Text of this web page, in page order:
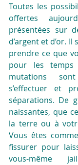
Toutes les
offertes
présentées sur
d’argent et d’or.
prendre ce que
pour les
mutations
s’effectuer et
séparations. De
naissantes, que
la terre ou à
Vous êtes
fissurer pour
vous-même